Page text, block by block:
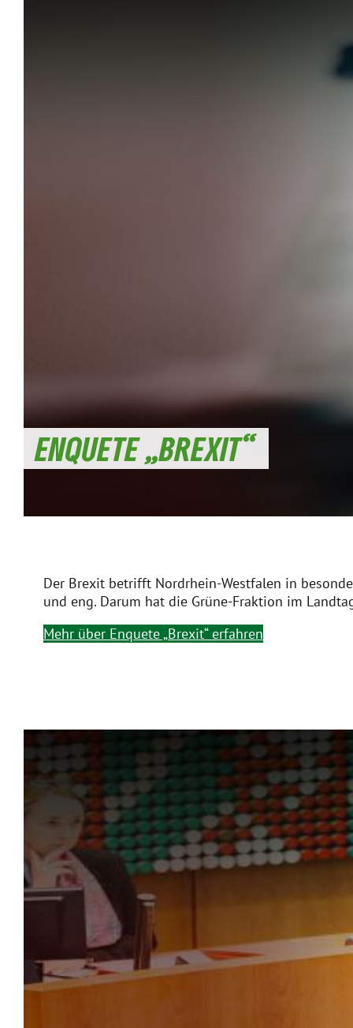
ENQUETE „BREXIT“
Der Brexit betrifft Nordrhein-Westfalen in
und eng. Darum hat die Grüne-Fraktion im
Mehr über Enquete „Brexit“ erfahren